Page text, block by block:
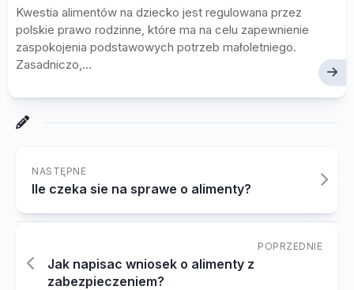
Kwestia alimentów na dziecko jest regulowana przez
polskie prawo rodzinne, które ma na celu zapewnienie
zaspokojenia podstawowych potrzeb małoletniego.
Zasadniczo,...
NASTĘPNE
Ile czeka sie na sprawe o alimenty?
POPRZEDNIE
Jak napisac wniosek o alimenty z
zabezpieczeniem?